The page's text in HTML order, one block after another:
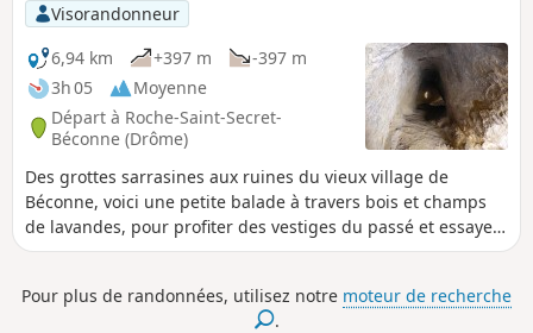
Visorandonneur
6,94 km
+397 m
-397 m
3h 05
Moyenne
Départ à Roche-Saint-Secret-
Béconne (Drôme)
Des grottes sarrasines aux ruines du vieux village de
Béconne, voici une petite balade à travers bois et champs
de lavandes, pour profiter des vestiges du passé et essayer
de s'imaginer la vie autrefois.
Pour plus de randonnées, utilisez notre moteur de recherche
.